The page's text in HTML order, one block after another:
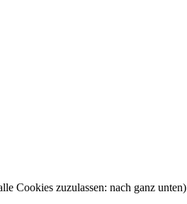
Cookies zuzulassen: nach ganz unten)